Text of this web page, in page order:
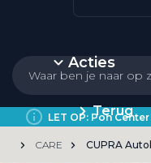
Acties
Terug
LET OP: Pon
CARE CUPRA